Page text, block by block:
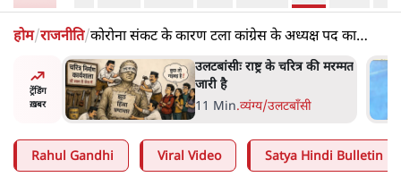
होम/राजनीति/कोरोना संकट के कारण टला कांग्रेस के अध्यक्ष पद का
चुनाव
ट्रेंडिंग
ख़बर
की मरम्मत
भागवत बोले- 'जेन ज़ी पर आँख
मूंदकर भरोसा, आंदोलन देश-
विरोधी नहीं'; अतुल लिमये बोले थे-
6 Min.देश
Rahul Gandhi Viral Video Satya Hindi Bulletin